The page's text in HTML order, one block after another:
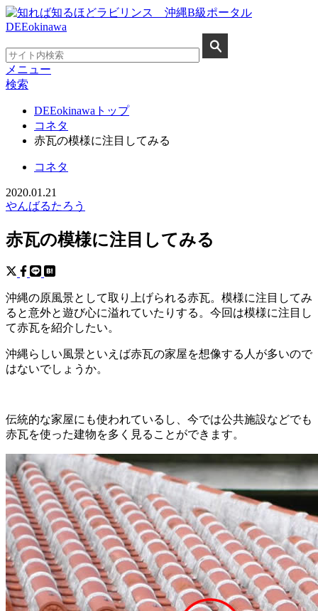
メニュー
検索
DEEokinawaトップ
コネタ
赤瓦の模様に注目してみる
コネタ
2020.01.21
やんばるたろう
赤瓦の模様に注目してみる
沖縄の原風景として取り上げられる赤瓦。模様に注目してみ
ると意外と遊び心に溢れていたりする。今回は模様に注目し
て赤瓦を紹介したい。
沖縄らしい風景といえば赤瓦の家屋を想像する人が多いので
はないでしょうか。
伝統的な家屋にも使われているし、今では公共施設などでも
赤瓦を使った建物を多く見ることができます。